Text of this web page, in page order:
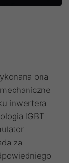
ona
inwertera
IGBT
za